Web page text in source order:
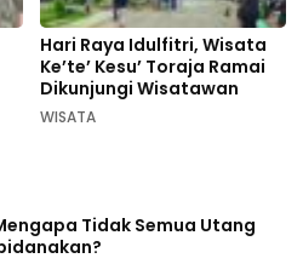
Hari Raya Idulfitri, Wisata
Ke’te’ Kesu’ Toraja Ramai
Dikunjungi Wisatawan
WISATA
Tidak Semua Utang